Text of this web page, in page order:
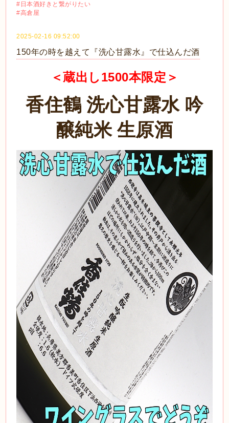
#日本酒好きと繋がりたい
#高倉屋
2025-02-16 09:52:00
150年の時を越えて『洗心甘露水』で仕込んだ酒
＜蔵出し1500本限定＞
香住鶴 洗心甘露水 吟
醸純米 生原酒